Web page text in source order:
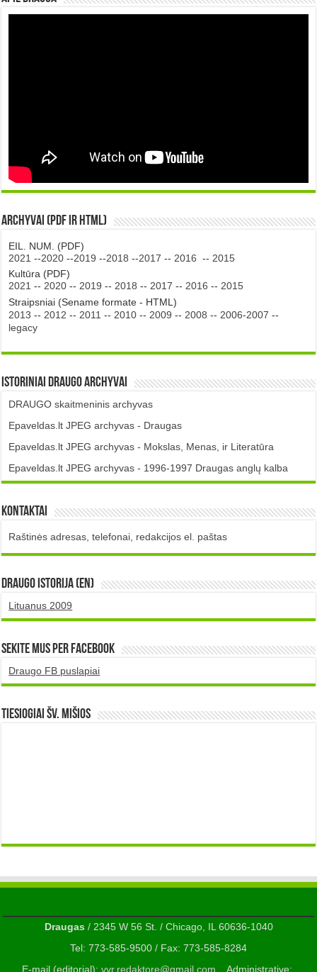
Archyvai (PDF ir HTML)
EIL. NUM. (PDF)
2021 --2020 --2019 --2018 --2017 -- 2016 -- 2015
Kultūra (PDF)
2021 -- 2020 -- 2019 -- 2018 -- 2017 -- 2016 -- 2015
Straipsniai (Sename formate - HTML)
2013 -- 2012 -- 2011 -- 2010 -- 2009 -- 2008 -- 2006-2007 --
legacy
Istoriniai DRAUGO Archyvai
DRAUGO skaitmeninis archyvas
Epaveldas.lt JPEG archyvas - Draugas
Epaveldas.lt JPEG archyvas - Mokslas, Menas, ir Literatūra
Epaveldas.lt JPEG archyvas - 1996-1997 Draugas anglų kalba
Kontaktai
Raštinės adresas, telefonai, redakcijos el. paštas
DRAUGO istorija (EN)
Lituanus 2009
Sekite mus per Facebook
Draugo FB puslapiai
TIESIOGIAI šv. MIŠIOS
Draugas/ 2345 W 56 St. / Chicago, IL 60636-1040
Tel: 773-585-9500 / Fax: 773-585-8284
E-mail (editorial): vyr.redaktore@gmail.com . Administrative: